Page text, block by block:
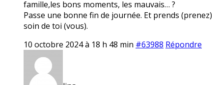
famille,les bons moments, les mauvais… ?
Passe une bonne fin de journée. Et prends (prenez)
soin de toi (vous).
10 octobre 2024 à 18 h 48 min #63988 Répondre